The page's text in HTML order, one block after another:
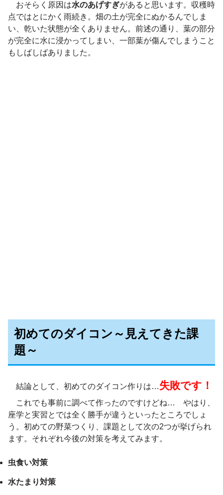
おそらく原因は水のあげすぎがあると思います。収穫時
点ではとにかく雨続き。畑の土が完全にぬかるんでしま
い、乾いた状態が全くありません。前述の通り、葉の部分
が完全に水に浸かってしまい、一部葉が傷んでしまうこと
もしばしばありました。
初めてのダイコン～見えてきた課
題～
結論として、初めてのダイコン作りは…失敗です！
これでも事前に調べて作ったのですけどね… やはり、
座学と実習とでは全く勝手が違うといったところでしょ
う。初めての野菜つくり、課題として次の2つが挙げられ
ます。それぞれ今後の対策を考えてみます。
虫食い対策
水たまり対策